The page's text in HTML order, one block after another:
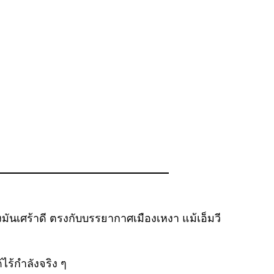
เศร้าดี ตรงกับบรรยากาศเมืองเหงา แม้เอ็มวี
ร้กำลังจริง ๆ